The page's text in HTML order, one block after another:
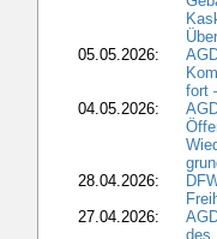
05.05.2026:
fort
04.05.2026:
28.04.2026:
27.04.2026:
des